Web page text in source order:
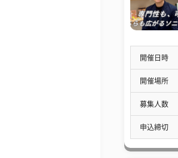
開催日時
開催場所
募集人数
申込締切